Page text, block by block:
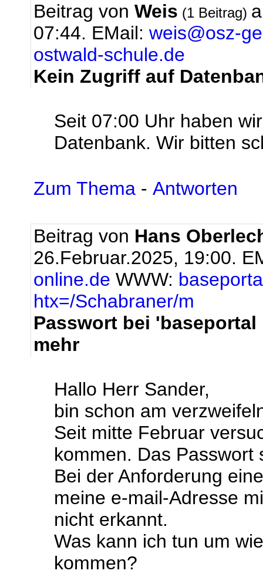
Beitrag von Weis (1 Beitrag)
07:44. EMail: weis@osz-
ostwald-schule.de
Kein Zugriff auf
Seit 07:00 Uhr haben
Datenbank. Wir bitten
Zum Thema - Antworten
Beitrag von Hans
26.Februar.2025, 19:00.
online.de WWW:
htx=/Schabraner/m
Passwort bei
mehr
Hallo Herr Sander,
bin schon am
Seit mitte Februar
kommen. Das
Bei der Anforderung
meine e-mail-Adresse
nicht erkannt.
Was kann ich tun um
kommen?